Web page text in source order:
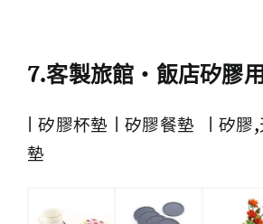
7.客製旅館・飯店矽膠
| 矽膠杯墊 | 矽膠餐墊 | 矽膠,
墊